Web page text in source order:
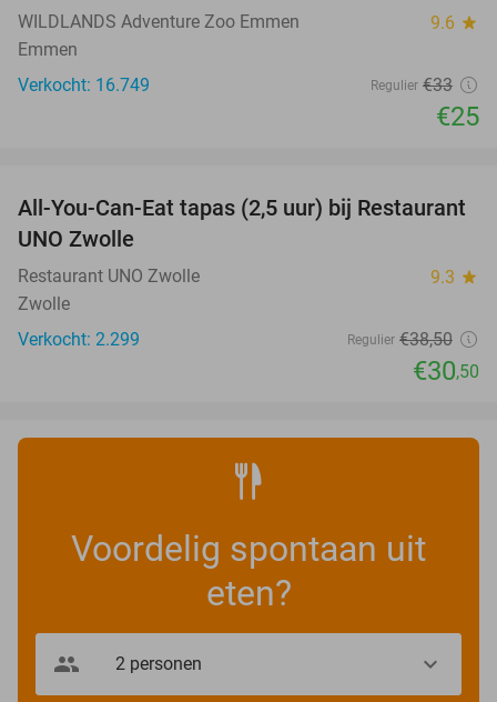
WILDLANDS Adventure Zoo Emmen 9.6 star
Emmen
Verkocht: 16.749
Regulier €33
€25
21%
All-You-Can-Eat tapas (2,5 uur) bij Restaurant
UNO Zwolle
Restaurant UNO Zwolle 9.3 star
Zwolle
Verkocht: 2.299
Regulier €38,50
€30,50
Voordelig spontaan uit
eten?